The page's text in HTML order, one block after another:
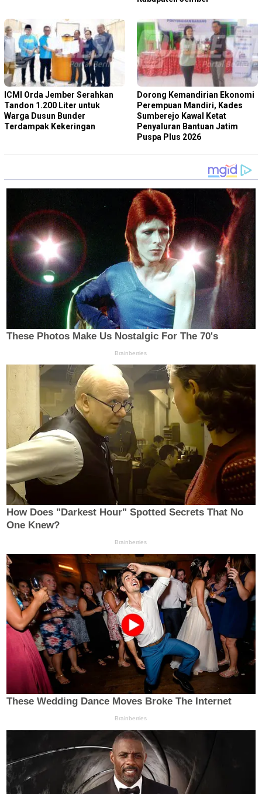
ICMI Orda Jember Serahkan
Tandon 1.200 Liter untuk
Warga Dusun Bunder
Terdampak Kekeringan
Dorong Kemandirian Ekonomi
Perempuan Mandiri, Kades
Sumberejo Kawal Ketat
Penyaluran Bantuan Jatim
Puspa Plus 2026